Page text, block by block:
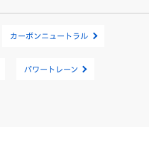
カーボンニュートラル
パワートレーン